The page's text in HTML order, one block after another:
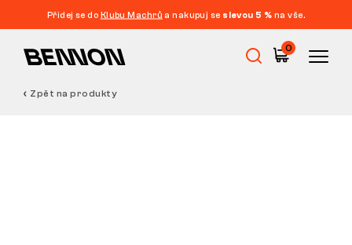
Přidej se do Klubu Machrů a nakupuj se slevou 5 % na vše.
0
Zpět na produkty